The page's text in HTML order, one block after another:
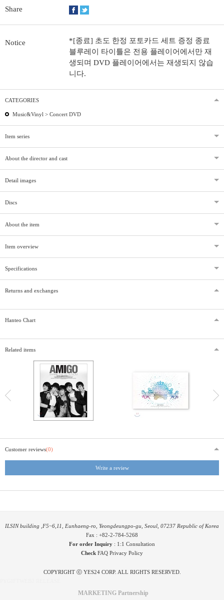
Share
Notice
*[종료] 초도 한정 포토카드 세트 증정 종료
블루레이 타이틀은 전용 플레이어에서만 재
생되며 DVD 플레이어에서는 재생되지 않습
니다.
CATEGORIES
Music&Vinyl > Concert DVD
Item series
About the director and cast
Detail images
Discs
About the item
Item overview
Specifications
Returns and exchanges
Hanteo Chart
Related items
Customer reviews(0)
Write a review
ILSIN building ,F5~6,11, Eunhaeng-ro, Yeongdeungpo-gu, Seoul, 07237 Republic of Korea
Fax : +82-2-784-5268
For order Inquiry : 1:1 Consultation
Check FAQ Privacy Policy
COPYRIGHT ⓒ YES24 CORP. ALL RIGHTS RESERVED.
MARKETING Partnership